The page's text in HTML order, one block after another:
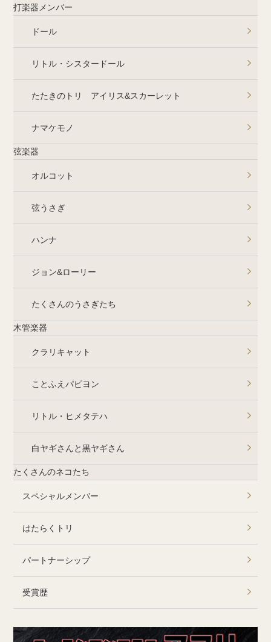
打楽器メンバー
ドール
リトル・シスタードール
たたきのトリ アイリス&スカーレット
ナマケモノ
弦楽器
オルコット
弦うさぎ
ハンナ
ジョン&ローリー
たくさんのうさぎたち
木管楽器
クラリキャット
ことふえパピヨン
リトル・ヒメタテハ
白ヤギさんと黒ヤギさん
たくさんのネコたち
スペシャルメンバー
はたらくトリ
パートナーシップ
受賞歴